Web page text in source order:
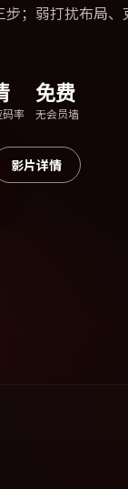
步；弱打扰布局
码率
免费
无会员墙
影片详情